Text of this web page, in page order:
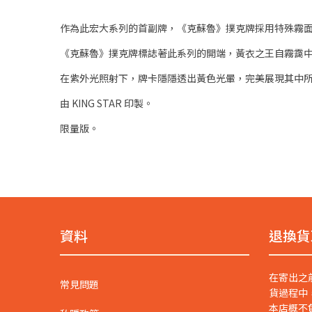
作為此宏大系列的首副牌，《克蘇魯》撲克牌採用特殊霧
《克蘇魯》撲克牌標誌著此系列的開端，黃衣之王自霧
在紫外光照射下，牌卡隱隱透出黃色光暈，完美展現其
由 KING STAR 印製。
限量版。
資料
常見問題
退換
在寄出之
貨過程中
本店概不